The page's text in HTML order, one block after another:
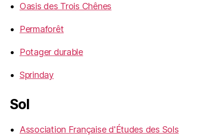
Oasis des Trois Chênes
Permaforêt
Potager durable
Sprinday
Sol
Association Française d'Études des Sols